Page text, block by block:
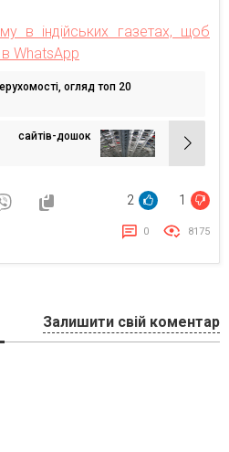
в індійських газетах, щоб
WhatsApp
огляд топ 20
сайтів-дошок
2 1
0 8175
Залишити свій коментар